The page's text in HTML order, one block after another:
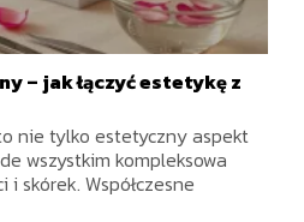
– jak łączyć estetykę z
nie tylko estetyczny aspekt
wszystkim kompleksowa
skórek. Współczesne